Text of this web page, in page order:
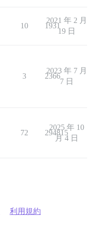
10 1931
2021 年 2 月
19 日
3 2366
2023 年 7 月
7 日
72 294815
2025 年 10
月 4 日
利用規約